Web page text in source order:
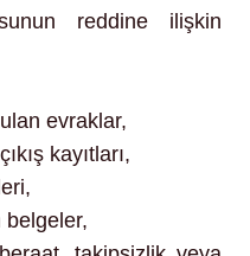
reddine ilişkin
evraklar,
kayıtları,
belgeler,